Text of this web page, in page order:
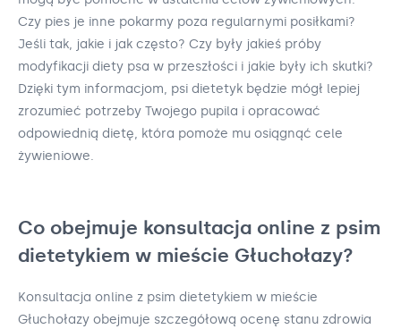
Czy pies je inne pokarmy poza regularnymi posiłkami?
Jeśli tak, jakie i jak często? Czy były jakieś próby
modyfikacji diety psa w przeszłości i jakie były ich skutki?
Dzięki tym informacjom, psi dietetyk będzie mógł lepiej
zrozumieć potrzeby Twojego pupila i opracować
odpowiednią dietę, która pomoże mu osiągnąć cele
żywieniowe.
Co obejmuje konsultacja online z psim
dietetykiem w mieście Głuchołazy?
Konsultacja online z psim dietetykiem w mieście
Głuchołazy obejmuje szczegółową ocenę stanu zdrowia